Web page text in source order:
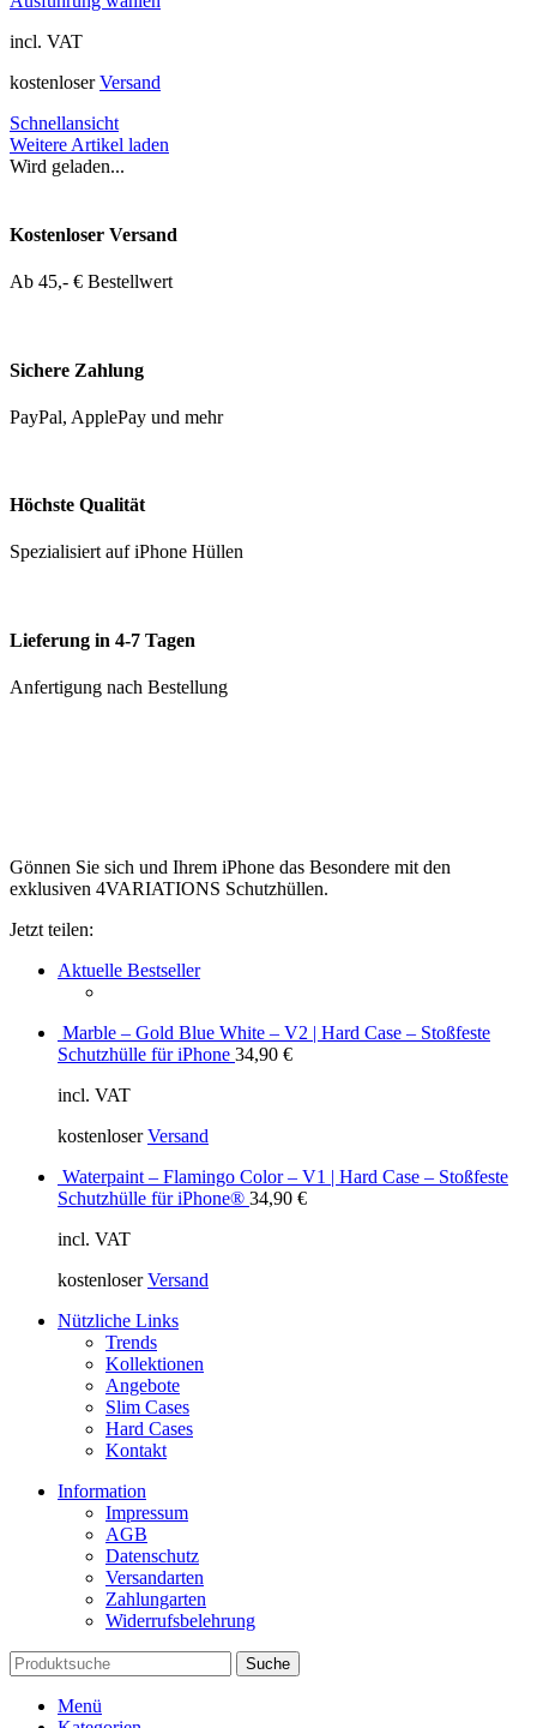
incl. VAT
kostenloserVersand
Schnellansicht
Weitere Artikel laden
Wird geladen...
Kostenloser Versand
Ab 45,- € Bestellwert
Sichere Zahlung
PayPal, ApplePay und mehr
Höchste Qualität
Spezialisiert auf iPhone Hüllen
Lieferung in 4-7 Tagen
Anfertigung nach Bestellung
Gönnen Sie sich und Ihrem iPhone das Besondere mit den
exklusiven 4VARIATIONS Schutzhüllen.
Jetzt teilen:
Aktuelle Bestseller
Marble – Gold Blue White – V2 | Hard Case – Stoßfeste
Schutzhülle für iPhone 34,90 €
incl. VAT
kostenloserVersand
Waterpaint – Flamingo Color – V1 | Hard Case – Stoßfeste
Schutzhülle für iPhone® 34,90 €
incl. VAT
kostenloserVersand
Nützliche Links
Trends
Kollektionen
Angebote
Slim Cases
Hard Cases
Kontakt
Information
Impressum
AGB
Datenschutz
Versandarten
Zahlungarten
Widerrufsbelehrung
Suche
Menü